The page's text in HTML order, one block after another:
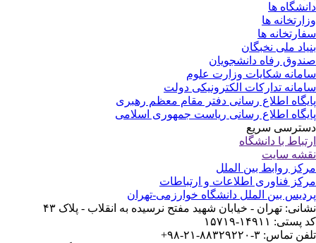
ها
ها
ها
ملی نخبگان
رفاه دانشجویان
شکایات وزارت علوم
تدارکات الکترونیکی دولت
اطلاع رسانی دفتر مقام معظم رهبری
اطلاع رسانی ریاست جمهوری اسلامی
سریع
با دانشگاه
سایت
روابط بین الملل
فناوری اطلاعات و ارتباطات
بین الملل دانشگاه خوارزمی-تهران
تهران - خیابان شهید مفتح نرسیده به انقلاب - پلاک ۴۳
۱۴۹۱۱-۱۵۷۱۹
تماس: ۳-۸۸۳۲۹۲۲۰-۲۱-۹۸+